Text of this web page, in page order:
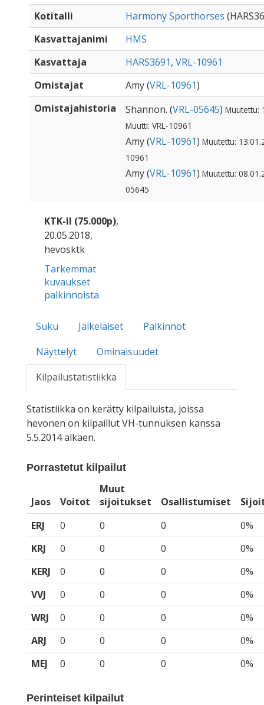
Kotitalli
Harmony Sporthorses
Kasvattajanimi
HMS
Kasvattaja
HARS3691, VRL-10961
Omistajat
Amy (VRL-10961)
Omistajahistoria
Shannon. (VRL-05645) Muutettu:
Muutti: VRL-10961
Amy (VRL-10961) Muutettu:
10961
Amy (VRL-10961) Muutettu:
05645
KTK-II (75.000p),
20.05.2018,
hevosktk
Tarkemmat
kuvaukset
palkinnoista
Suku Jälkeläiset
Palkinnot
Näyttelyt
Ominaisuudet
Kilpailustatistiikka
Statistiikka on kerätty kilpailuista, joissa
hevonen on kilpaillut VH-tunnuksen kanssa
5.5.2014 alkaen.
Porrastetut kilpailut
Jaos Voitot
Muut
sijoitukset
Osallistumiset
ERJ
0 0 0
0%
KRJ
0 0 0
0%
KERJ
0 0 0
0%
VVJ
0 0 0
0%
WRJ
0 0 0
0%
ARJ
0 0 0
0%
MEJ
0 0 0 0%
Perinteiset kilpailut